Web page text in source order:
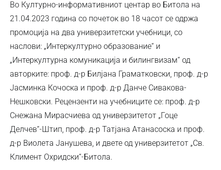
Во Културно-информативниот центар во Битола на
21.04.2023 година со почеток во 18 часот се одржа
промоција на два универзитетски учебници, со
наслови: „Интеркултурно образование“ и
„Интеркултурна комуникација и билингвизам“ од
авторките: проф. д-р Билјана Граматковски, проф. д-р
Јасминка Кочоска и проф. д-р Данче Сивакова-
Нешковски. Рецензенти на учебниците се: проф. д-р
Снежана Мирасчиева од универзитетот „Гоце
Делчев“-Штип, проф. д-р Татјана Атанасоска и проф.
д-р Виолета Јанушева, и двете од универзитетот „Св.
Климент Охридски“-Битола.